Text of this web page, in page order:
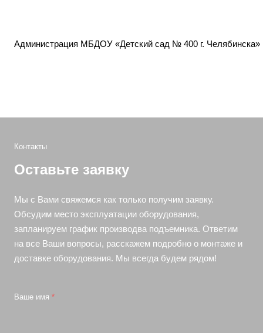
Администрация МБДОУ «Детский сад № 400 г. Челябинска»
Контакты
Оставьте заявку
Мы с Вами свяжемся как только получим заявку.
Обсудим место эксплуатации оборудования,
запланируем график производва подъемника. Ответим
на все Ваши вопросы, расскажем подробно о монтаже и
доставке оборудования. Мы всегда будем рядом!
Ваше имя *